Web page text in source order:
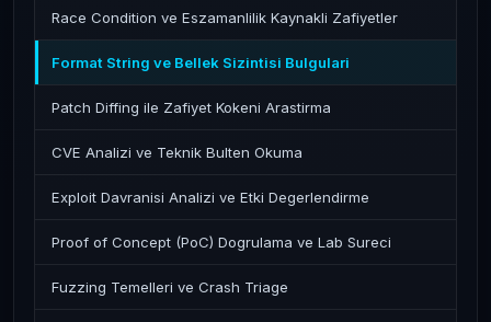
Race Condition ve Eszamanlilik Kaynakli Zafiyetler
Format String ve Bellek Sizintisi Bulgulari
Patch Diffing ile Zafiyet Kokeni Arastirma
CVE Analizi ve Teknik Bulten Okuma
Exploit Davranisi Analizi ve Etki Degerlendirme
Proof of Concept (PoC) Dogrulama ve Lab Sureci
Fuzzing Temelleri ve Crash Triage